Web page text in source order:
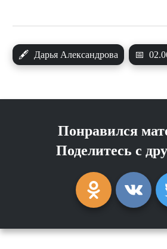
🖋 Дарья Александрова 📅
Понравился
Поделитесь с